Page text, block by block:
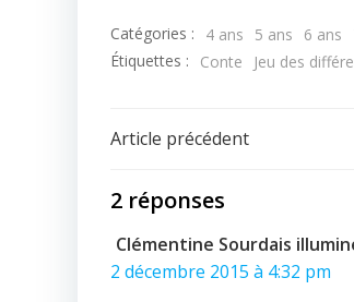
Catégories : 4 ans 5 ans 6 ans
Étiquettes :
Conte Jeu des
Navigation
de
l’article
Article précédent
2 réponses
Clémentine Sourdais
2 décembre 2015 à 4:32 pm